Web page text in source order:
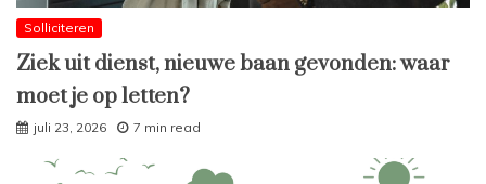
Solliciteren
Ziek uit dienst, nieuwe baan gevonden: waar
moet je op letten?
juli 23, 2026 7 min read